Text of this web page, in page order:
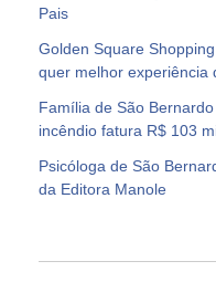
Pais
Golden Square
quer melhor experiência
Família de São
incêndio fatura R$ 103
Psicóloga de São
da Editora Manole